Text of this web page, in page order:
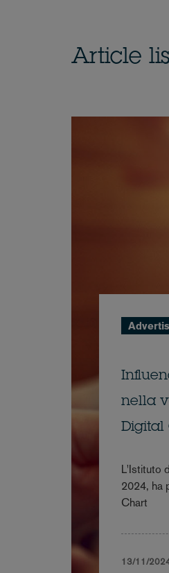
Article
nella
Digital
L'Istituto
2024, ha
Chart
13/11/